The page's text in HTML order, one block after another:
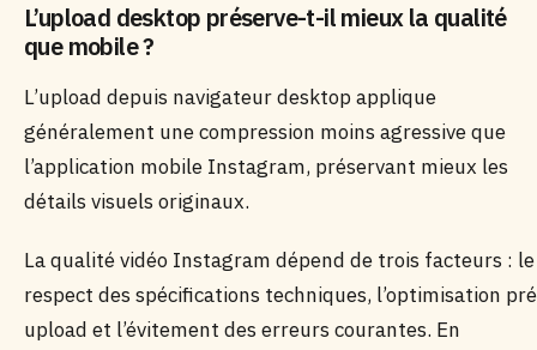
L’upload desktop préserve-t-il mieux la qualité
que mobile ?
L’upload depuis navigateur desktop applique
généralement une compression moins agressive que
l’application mobile Instagram, préservant mieux les
détails visuels originaux.
La qualité vidéo Instagram dépend de trois facteurs : le
respect des spécifications techniques, l’optimisation
upload et l’évitement des erreurs courantes. En